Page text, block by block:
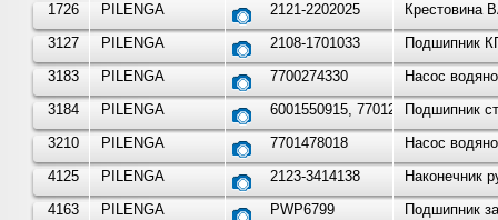
1726
PILENGA 2121-2202025
Крестовина
3127
PILENGA 2108-1701033
Подшипник
3183
PILENGA 7700274330
Насос
3184
PILENGA 6001550915, 7701207677Подшипник
3210
PILENGA 7701478018
Насос
4125
PILENGA 2123-3414138
Наконечник
4163
PILENGA PWP6799
Подшипник